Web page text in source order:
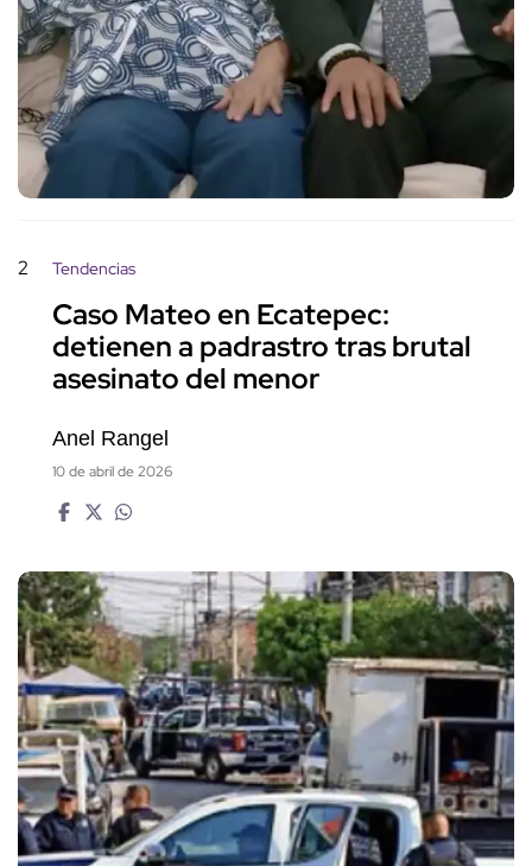
2 Tendencias
Caso Mateo en Ecatepec:
detienen a padrastro tras brutal
asesinato del menor
Anel Rangel
10 de abril de 2026